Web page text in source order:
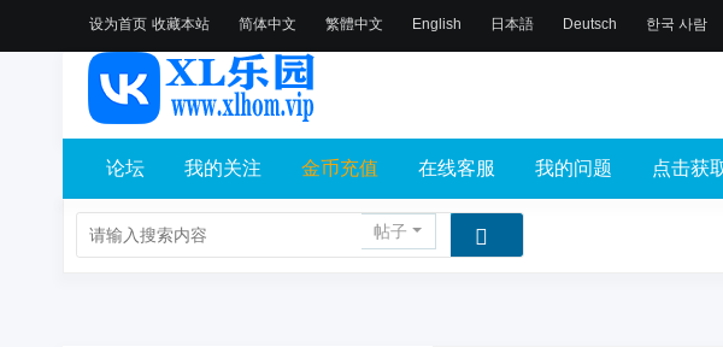
设为首页 收藏本站 简体中文 繁體中文 English 日本語 Deutsch 한국 사람
论坛 我的关注 金币充值 在线客服 我的问题 点击获
帖子